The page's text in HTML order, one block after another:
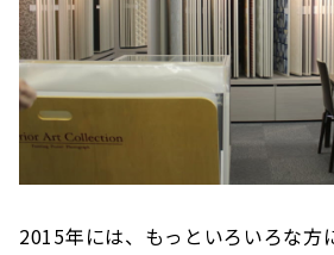
2015年には、もっといろいろな方